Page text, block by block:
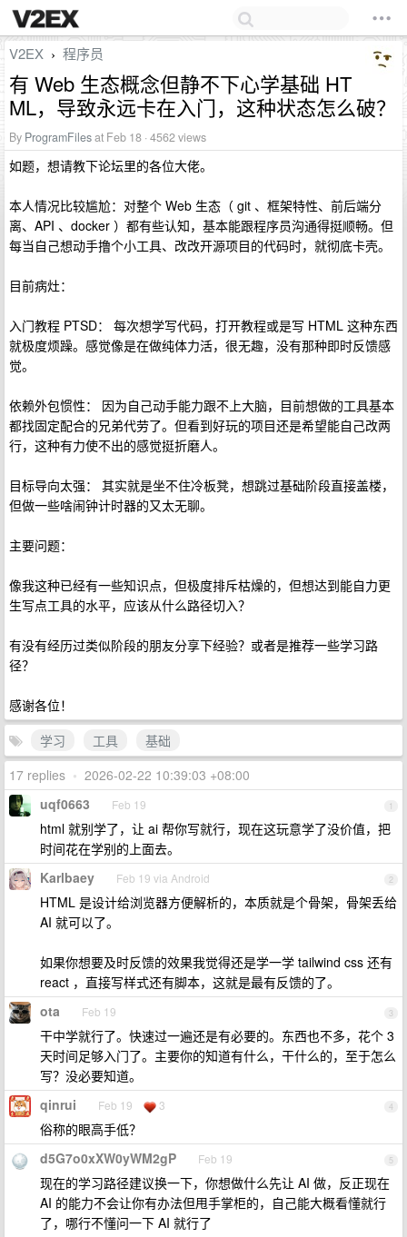
V2EX › 程序员
有 Web 生态概念但静不下心学基础 HT
ML，导致永远卡在入门，这种状态怎么破？
By ProgramFilesat Feb 18 · 4562 views
如题，想请教下论坛里的各位大佬。
本人情况比较尴尬：对整个 Web 生态（ git 、框架特性、前后端分
离、API 、docker ）都有些认知，基本能跟程序员沟通得挺顺畅。但
每当自己想动手撸个小工具、改改开源项目的代码时，就彻底卡壳。
目前病灶：
入门教程 PTSD： 每次想学写代码，打开教程或是写 HTML 这种东西
就极度烦躁。感觉像是在做纯体力活，很无趣，没有那种即时反馈感
觉。
依赖外包惯性： 因为自己动手能力跟不上大脑，目前想做的工具基本
都找固定配合的兄弟代劳了。但看到好玩的项目还是希望能自己改两
行，这种有力使不出的感觉挺折磨人。
目标导向太强： 其实就是坐不住冷板凳，想跳过基础阶段直接盖楼，
但做一些啥闹钟计时器的又太无聊。
主要问题：
像我这种已经有一些知识点，但极度排斥枯燥的，但想达到能自力更
生写点工具的水平，应该从什么路径切入？
有没有经历过类似阶段的朋友分享下经验？或者是推荐一些学习路
径？
感谢各位！
学习
工具
基础
17 replies • 2026-02-22 10:39:03 +08:00
1
uqf0663 Feb 19
html 就别学了，让 ai 帮你写就行，现在这玩意学了没价值，把
时间花在学别的上面去。
2
Karlbaey Feb 19 via Android
HTML 是设计给浏览器方便解析的，本质就是个骨架，骨架丢给
AI 就可以了。
如果你想要及时反馈的效果我觉得还是学一学 tailwind css 还有
react ，直接写样式还有脚本，这就是最有反馈的了。
3
ota Feb 19
干中学就行了。快速过一遍还是有必要的。东西也不多，花个 3
天时间足够入门了。主要你的知道有什么，干什么的，至于怎么
写？没必要知道。
4
qinrui Feb 19 3
俗称的眼高手低？
5
d5G7o0xXW0yWM2gP Feb 19
现在的学习路径建议换一下，你想做什么先让 AI 做，反正现在
AI 的能力不会让你有办法但甩手掌柜的，自己能大概看懂就行
了，哪行不懂问一下 AI 就行了